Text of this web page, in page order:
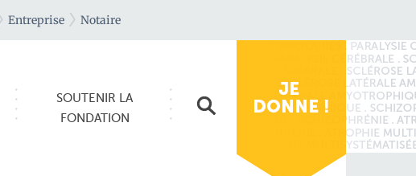
Entreprise Notaire
SOUTENIR LA
FONDATION